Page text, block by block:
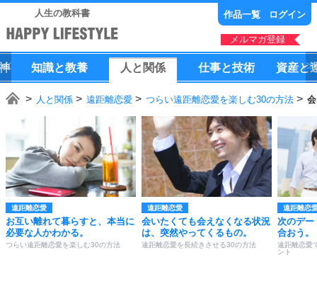
人生の教科書 作品一覧 ログイン
メルマガ登録
知識と教養 人 と 関係 仕事と技術 資産と
人と関係 遠距離恋愛 つらい遠距離恋愛を楽しむ30の方法
遠距離恋愛
お互い離れて暮らすと、本当に
必要な人かわかる。
つらい遠距離恋愛を楽しむ30の方法
遠距離恋愛
会いたくても会えなくなる状況
は、突然やってくるもの。
遠距離恋愛を長続きさせる30の方法
遠距離恋
次のデー
合おう。
遠距離恋愛
ント